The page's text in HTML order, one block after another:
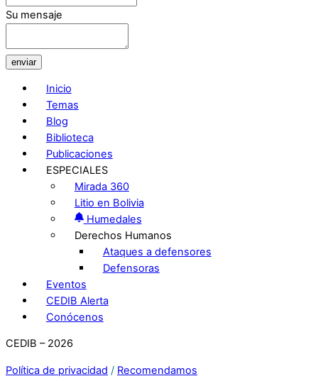
Su mensaje
enviar
Inicio
Temas
Blog
Biblioteca
Publicaciones
ESPECIALES
Mirada 360
Litio en Bolivia
Humedales
Derechos Humanos
Ataques a defensores
Defensoras
Eventos
CEDIB Alerta
Conócenos
CEDIB – 2026
Política de privacidad / Recomendamos